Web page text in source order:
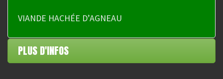
e
VIANDE HACHÉE D’AGNEAU
PLUS D'INFOS